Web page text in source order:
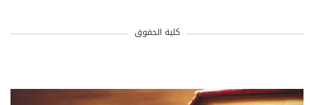
كلية الحقوق